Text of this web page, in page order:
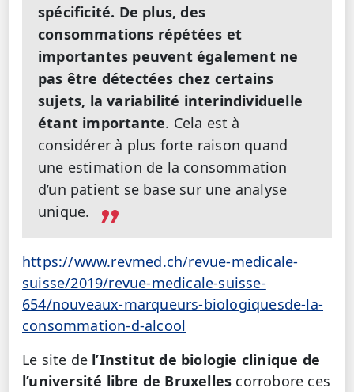
spécificité. De plus, des
consommations répétées et
importantes peuvent également ne
pas être détectées chez certains
sujets, la variabilité interindividuelle
étant importante. Cela est à
considérer à plus forte raison quand
une estimation de la consommation
d’un patient se base sur une analyse
unique.
https://www.revmed.ch/revue-medicale-
suisse/2019/revue-medicale-suisse-
654/nouveaux-marqueurs-biologiquesde-la-
consommation-d-alcool
Le site de l’Institut de biologie clinique de
l’université libre de Bruxelles corrobore ces